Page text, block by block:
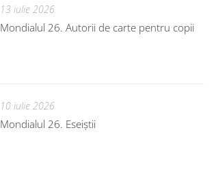
13 iulie 2026
Mondialul 26. Autorii de carte pentru copii
10 iulie 2026
Mondialul 26. Eseiștii